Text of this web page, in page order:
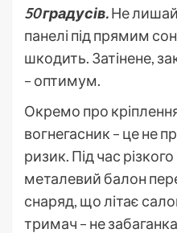
50 градусів.Не
панелі під прямим
шкодить. Затінене,
– оптимум.
Окремо про
вогнегасник – це не
ризик. Під час
металевий балон
снаряд, що літає
тримач – не